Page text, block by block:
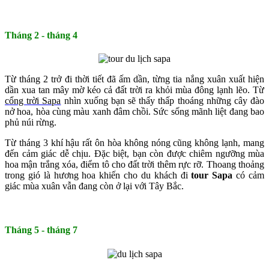
Tháng 2 - tháng 4
Từ tháng 2 trở đi thời tiết đã ấm dần, từng tia nắng xuân xuất hiện
dần xua tan mây mờ kéo cả đất trời ra khỏi mùa đông lạnh lẽo. Từ
cổng trời Sapa nhìn xuống bạn sẽ thấy thấp thoáng những cây đào
nở hoa, hòa cùng màu xanh đâm chồi. Sức sống mãnh liệt đang bao
phủ núi rừng.
Từ tháng 3 khí hậu rất ôn hòa không nóng cũng không lạnh, mang
đến cảm giác dễ chịu. Đặc biệt, bạn còn được chiêm ngưỡng mùa
hoa mận trắng xóa, điểm tô cho đất trời thêm rực rỡ. Thoang thoảng
trong gió là hương hoa khiến cho du khách đi tour Sapa có cảm
giác mùa xuân vẫn đang còn ở lại với Tây Bắc.
Tháng 5 - tháng 7